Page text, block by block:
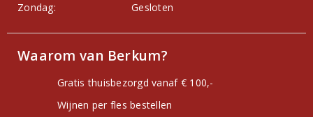
Zondag:
Gesloten
Waarom van Berkum?
Gratis thuisbezorgd vanaf € 100,-
Wijnen per fles bestellen